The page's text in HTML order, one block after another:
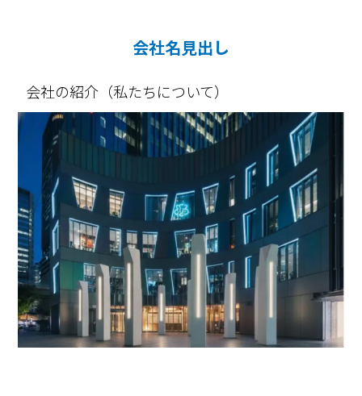
会社名見出し
会社の紹介（私たちについて）